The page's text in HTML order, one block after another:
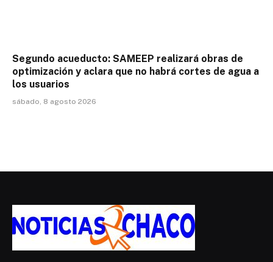
Segundo acueducto: SAMEEP realizará obras de
optimización y aclara que no habrá cortes de agua a
los usuarios
sábado, 8 agosto 2026